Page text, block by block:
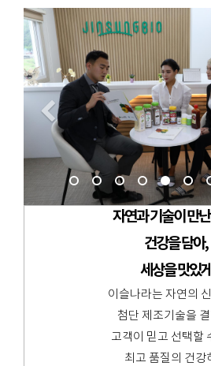
Previous
자연과 기술이 만
건강을 담아,
세상을 맛있게
이슬나라는 자연의
첨단 제조기술을
고객이 믿고 선택할
최고 품질의 건강